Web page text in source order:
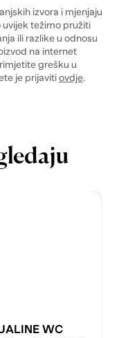
izvora i mjenjaju
težimo pružiti
ili razlike u odnosu
na internet
grešku u
je prijavitiovdje.
WC